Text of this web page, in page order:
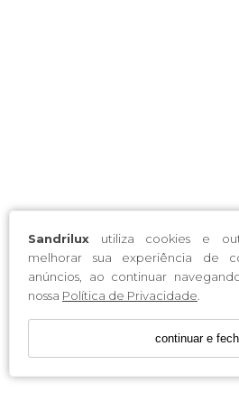
Sandrilux utiliza cookies e
melhorar sua experiência de
anúncios, ao continuar
nossa Política de Privacidade
continuar e